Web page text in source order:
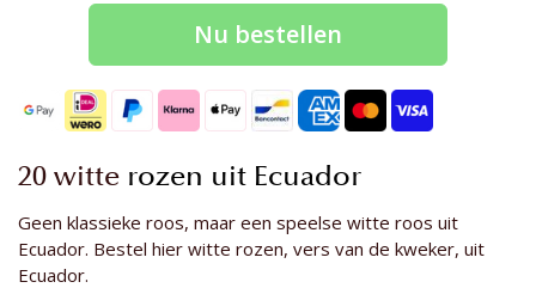
Nu bestellen
20 witte rozen uit Ecuador
Geen klassieke roos, maar een speelse witte roos uit
Ecuador. Bestel hier witte rozen, vers van de kweker, uit
Ecuador.